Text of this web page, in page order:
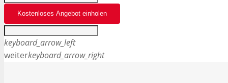
Kostenloses Angebot einholen
keyboard_arrow_left
weiterkeyboard_arrow_right